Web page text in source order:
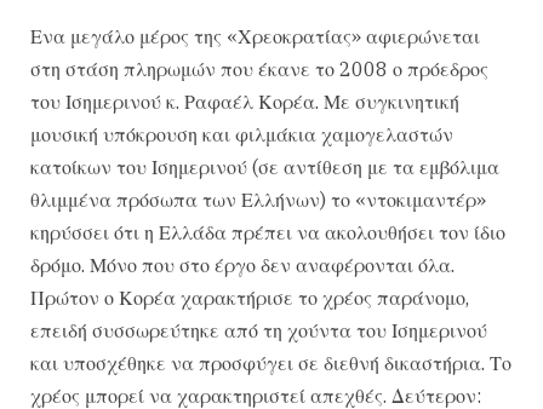
Ενα μεγάλο μέρος της «Χρεοκρατίας» αφιερώνεται
στη στάση πληρωμών που έκανε το 2008 ο πρόεδρος
του Ισημερινού κ. Ραφαέλ Κορέα. Με συγκινητική
μουσική υπόκρουση και φιλμάκια χαμογελαστών
κατοίκων του Ισημερινού (σε αντίθεση με τα εμβόλιμα
θλιμμένα πρόσωπα των Ελλήνων) το «ντοκιμαντέρ»
κηρύσσει ότι η Ελλάδα πρέπει να ακολουθήσει τον ίδιο
δρόμο. Μόνο που στο έργο δεν αναφέρονται όλα.
Πρώτον ο Κορέα χαρακτήρισε το χρέος παράνομο,
επειδή συσσωρεύτηκε από τη χούντα του Ισημερινού
και υποσχέθηκε να προσφύγει σε διεθνή δικαστήρια. Το
χρέος μπορεί να χαρακτηριστεί απεχθές. Δεύτερον: